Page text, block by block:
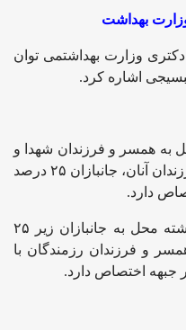
بهداشت
وزارت بهداشتمی توان
اشاره کرد.
به همسر و فرزندان شهدا و
مفقودالاثران، آزادگان و همسر و فرزندان آنان، جانبازان ۲۵ درصد
دارد.
همچنین ۵ درصد ظرفیت هر کد رشته محل به جانبازان زیر ۲۵
و فرزندان رزمندگان با
جبهه اختصاص دارد.